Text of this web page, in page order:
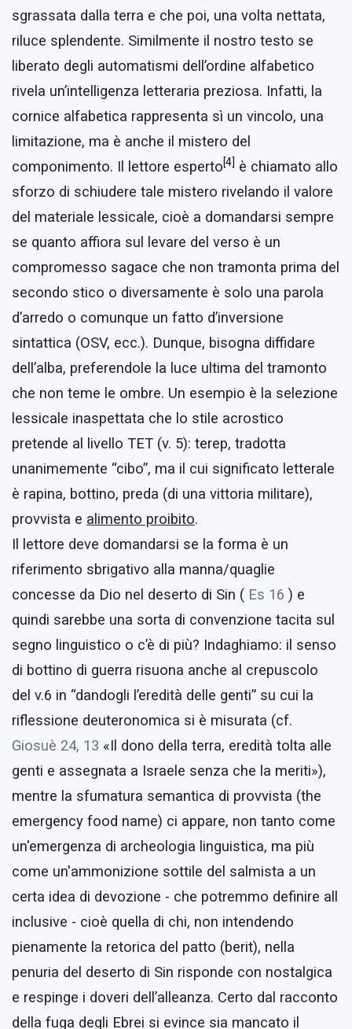
sgrassata dalla terra e che poi, una volta nettata,
riluce splendente. Similmente il nostro testo se
liberato degli automatismi dell’ordine alfabetico
rivela un’intelligenza letteraria preziosa. Infatti, la
cornice alfabetica rappresenta sì un vincolo, una
limitazione, ma è anche il mistero del
componimento. Il lettore esperto[4] è chiamato allo
sforzo di schiudere tale mistero rivelando il valore
del materiale lessicale, cioè a domandarsi sempre
se quanto affiora sul levare del verso è un
compromesso sagace che non tramonta prima del
secondo stico o diversamente è solo una parola
d’arredo o comunque un fatto d’inversione
sintattica (OSV, ecc.). Dunque, bisogna diffidare
dell’alba, preferendole la luce ultima del tramonto
che non teme le ombre. Un esempio è la selezione
lessicale inaspettata che lo stile acrostico
pretende al livello TET (v. 5): terep, tradotta
unanimemente “cibo”, ma il cui significato letterale
è rapina, bottino, preda (di una vittoria militare),
provvista e alimento proibito.
Il lettore deve domandarsi se la forma è un
riferimento sbrigativo alla manna/quaglie
concesse da Dio nel deserto di Sin ( Es 16 ) e
quindi sarebbe una sorta di convenzione tacita sul
segno linguistico o c’è di più? Indaghiamo: il senso
di bottino di guerra risuona anche al crepuscolo
del v.6 in “dandogli l’eredità delle genti” su cui la
riflessione deuteronomica si è misurata (cf.
Giosuè 24, 13 «Il dono della terra, eredità tolta alle
genti e assegnata a Israele senza che la meriti»),
mentre la sfumatura semantica di provvista (the
emergency food name) ci appare, non tanto come
un'emergenza di archeologia linguistica, ma più
come un'ammonizione sottile del salmista a un
certa idea di devozione - che potremmo definire all
inclusive - cioè quella di chi, non intendendo
pienamente la retorica del patto (berit), nella
penuria del deserto di Sin risponde con nostalgica
e respinge i doveri dell’alleanza. Certo dal racconto
della fuga degli Ebrei si evince sia mancato il